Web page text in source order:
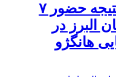
۲ مدال برنز نتیجه حضور ۷
البرز در
هانگژو